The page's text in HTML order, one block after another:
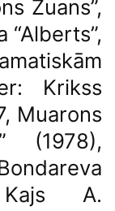
Žuans”,
Krikss
Muarons
(1978),
Kajs A.